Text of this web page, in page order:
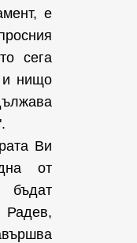
е
сега
и нищо
Ви
от
бъдат